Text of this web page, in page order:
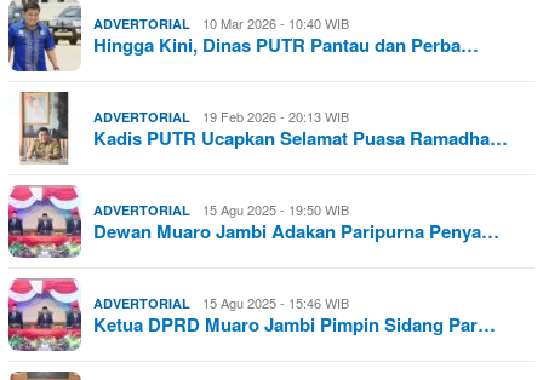
ADVERTORIAL 10 Mar 2026 - 10:40 WIB
Hingga Kini, Dinas PUTR Pantau dan Perba…
ADVERTORIAL 19 Feb 2026 - 20:13 WIB
Kadis PUTR Ucapkan Selamat Puasa Ramadha…
ADVERTORIAL 15 Agu 2025 - 19:50 WIB
Dewan Muaro Jambi Adakan Paripurna Penya…
ADVERTORIAL 15 Agu 2025 - 15:46 WIB
Ketua DPRD Muaro Jambi Pimpin Sidang Par…